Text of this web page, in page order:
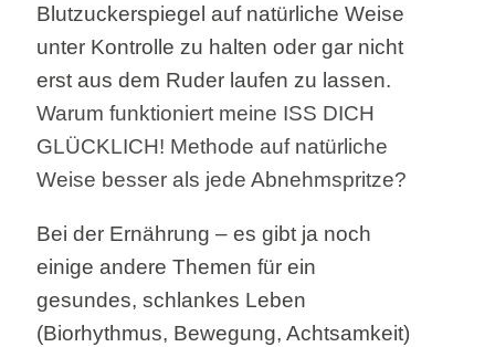
Blutzuckerspiegel auf natürliche Weise
unter Kontrolle zu halten oder gar nicht
erst aus dem Ruder laufen zu lassen.
Warum funktioniert meine ISS DICH
GLÜCKLICH! Methode auf natürliche
Weise besser als jede Abnehmspritze?
Bei der Ernährung – es gibt ja noch
einige andere Themen für ein
gesundes, schlankes Leben
(Biorhythmus, Bewegung, Achtsamkeit)